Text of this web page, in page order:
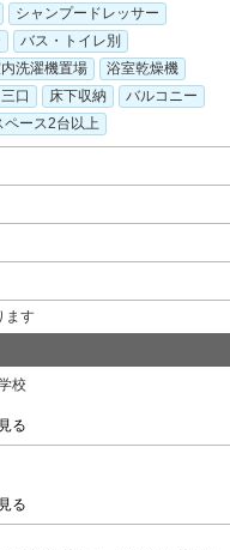
シャンプードレッサー
バス・トイレ別
洗濯機置場
浴室乾燥機
口 床下収納
バルコニー
ペース2台以上
ます
校
る
る